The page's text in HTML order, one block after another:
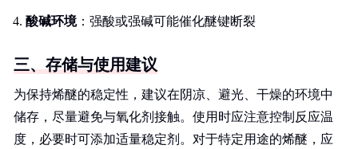
酸碱环境：强酸或强碱可能催化醚键断裂
三、存储与使用建议
为保持烯醚的稳定性，建议在阴凉、避光、干燥的环境中
储存，尽量避免与氧化剂接触。使用时应注意控制反应温
度，必要时可添加适量稳定剂。对于特定用途的烯醚，应